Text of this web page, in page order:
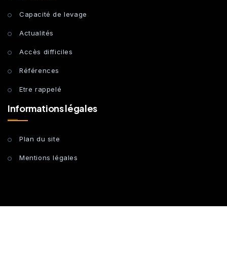
Capacité de levage
Actualités
Accès difficiles
Références
Etre rappelé
Informations légales
Plan du site
Mentions légales